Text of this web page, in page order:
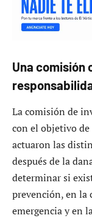
Una comisión
La comisión de
con el objetivo
actuaron las
después de la
determinar si
prevención, en la
emergencia y en